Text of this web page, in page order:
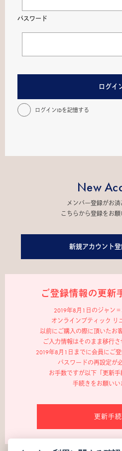
パスワード
ログイ
ログインIDを記憶する
New
メンバー登録がお
こちらから登録をお願
新規アカウント
ご登録情報の更新
2019年8月1日のジャン
オンラインブティック リ
以前にご購入の際に頂いたお
ご入力情報はそのまま移行さ
2019年8月1日までに会員にご
パスワードの再設定が
お手数ですが以下「更新
手続きをお願いい
更新手